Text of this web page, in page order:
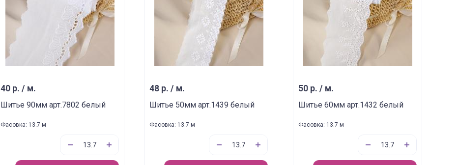
40 р. / м.
Шитье 90мм арт.7802 белый
Фасовка: 13.7 м
48 р. / м.
Шитье 50мм арт.1439 белый
Фасовка: 13.7 м
50 р. / м.
Шитье 60мм арт.1432 белый
Фасовка: 13.7 м